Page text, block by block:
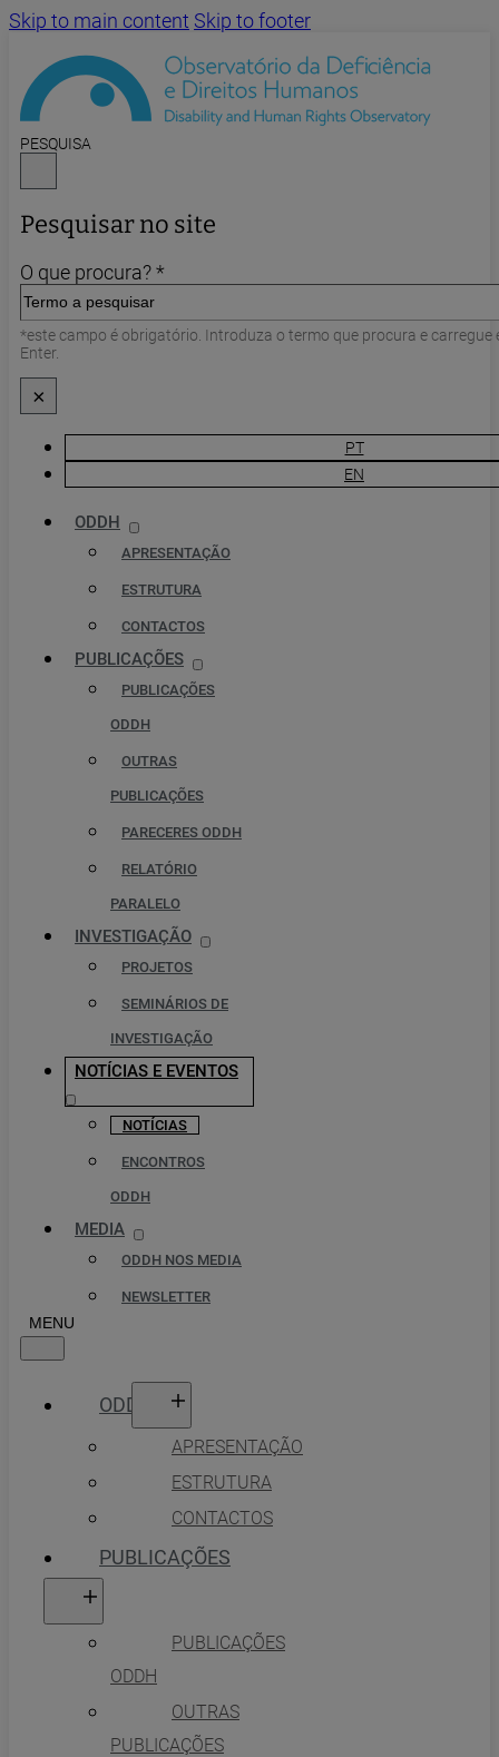
Skip to main content Skip to footer
PESQUISA
Pesquisar no site
O que procura? *
*este campo é obrigatório. Introduza o termo que procura e carregue
Enter.
×
PT
EN
ODDH
APRESENTAÇÃO
ESTRUTURA
CONTACTOS
PUBLICAÇÕES
PUBLICAÇÕES
ODDH
OUTRAS
PUBLICAÇÕES
PARECERES ODDH
RELATÓRIO
PARALELO
INVESTIGAÇÃO
PROJETOS
SEMINÁRIOS DE
INVESTIGAÇÃO
NOTÍCIAS E EVENTOS
NOTÍCIAS
ENCONTROS
ODDH
MEDIA
ODDH NOS MEDIA
NEWSLETTER
ODDH
APRESENTAÇÃO
ESTRUTURA
CONTACTOS
PUBLICAÇÕES
PUBLICAÇÕES
ODDH
OUTRAS
PUBLICAÇÕES